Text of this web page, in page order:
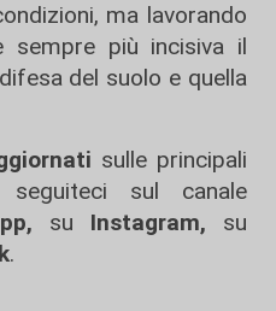
ma lavorando
sempre più incisiva il
del suolo e quella
sulle principali
sul canale
su Instagram, su
.